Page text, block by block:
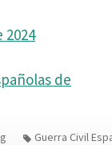
2024
de
Guerra Civil